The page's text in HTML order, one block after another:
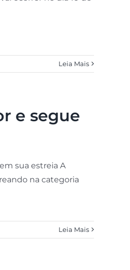
Leia Mais
e segue
sua estreia A
na categoria
Leia Mais